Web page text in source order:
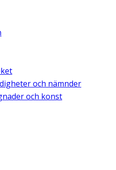
och nämnder
och konst